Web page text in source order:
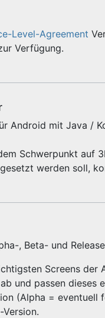
Level-Agreement
Verfügung.
Android mit Java /
Schwerpunkt auf
werden soll,
, Beta- und
Screens der
und passen dieses
(Alpha =
Version.